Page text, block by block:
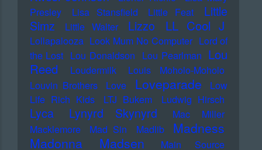
Presley
Lisa Stansfield Little Feat
Little
Simz
Little Walter Lizzo LL Cool J
Lollapalooza Look Mum No Computer Lord of
the Lost Lou Donaldson Lou Pearlman Lou
Reed
Loudermilk
Louis Moholo-Moholo
Louvin Brothers
Love Loveparade
Low
Life Rich Kids
LTJ Bukem Ludwig Hirsch
Lyca Lynyrd Skynyrd
Mac Miller
Macklemore
Mad Sin Madlib
Madness
Madonna
Madsen Main Source